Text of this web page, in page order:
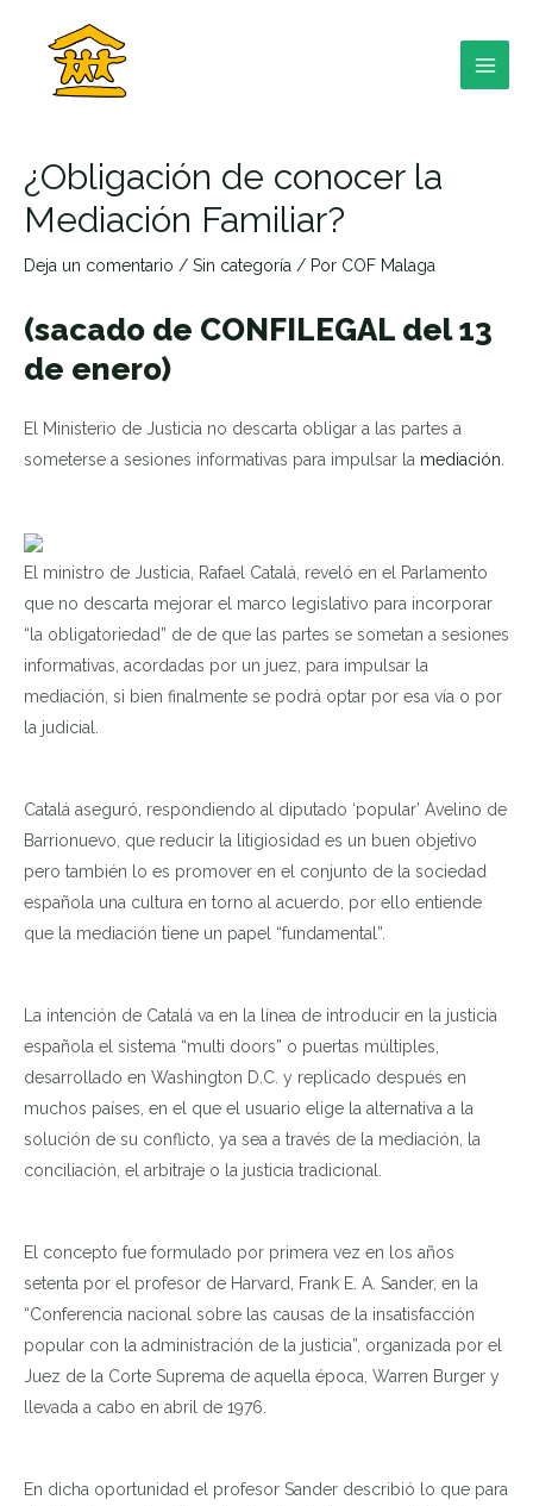
contenido
¿Obligación de conocer la
Mediación Familiar?
Deja un comentario / Sin categoría / Por COF Malaga
(sacado de CONFILEGAL del 13
de enero)
El Ministerio de Justicia no descarta obligar a las partes a
someterse a sesiones informativas para impulsar la mediación
El ministro de Justicia, Rafael Catalá, reveló en el Parlamento
que no descarta mejorar el marco legislativo para incorporar
“la obligatoriedad” de de que las partes se sometan a sesiones
informativas, acordadas por un juez, para impulsar la
mediación, si bien finalmente se podrá optar por esa vía o por
la judicial.
Catalá aseguró, respondiendo al diputado ‘popular’ Avelino de
Barrionuevo, que reducir la litigiosidad es un buen objetivo
pero también lo es promover en el conjunto de la sociedad
española una cultura en torno al acuerdo, por ello entiende
que la mediación tiene un papel “fundamental”.
La intención de Catalá va en la línea de introducir en la justicia
española el sistema “multi doors” o puertas múltiples,
desarrollado en Washington D.C. y replicado después en
muchos países, en el que el usuario elige la alternativa a la
solución de su conflicto, ya sea a través de la mediación, la
conciliación, el arbitraje o la justicia tradicional.
El concepto fue formulado por primera vez en los años
setenta por el profesor de Harvard, Frank E. A. Sander, en la
“Conferencia nacional sobre las causas de la insatisfacción
popular con la administración de la justicia”, organizada por el
Juez de la Corte Suprema de aquella época, Warren Burger y
llevada a cabo en abril de 1976.
En dicha oportunidad el profesor Sander describió lo que para